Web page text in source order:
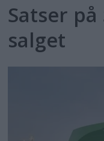
Satser
salget